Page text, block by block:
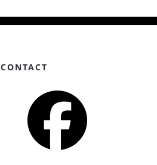
CONTACT